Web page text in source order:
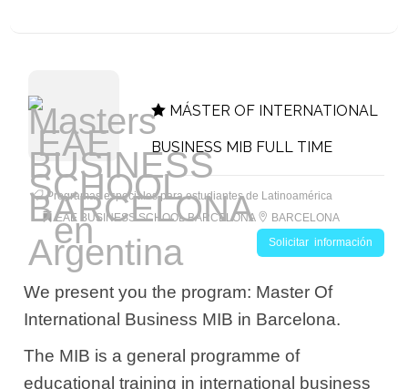
MÁSTER OF INTERNATIONAL
BUSINESS MIB FULL TIME
Programas especiales para estudiantes de Latinoamérica
EAE BUSINESS SCHOOL BARCELONA
BARCELONA
Solicitar información
We present you the program: Master Of
International Business MIB in Barcelona.
The MIB is a general programme of
educational training in international business